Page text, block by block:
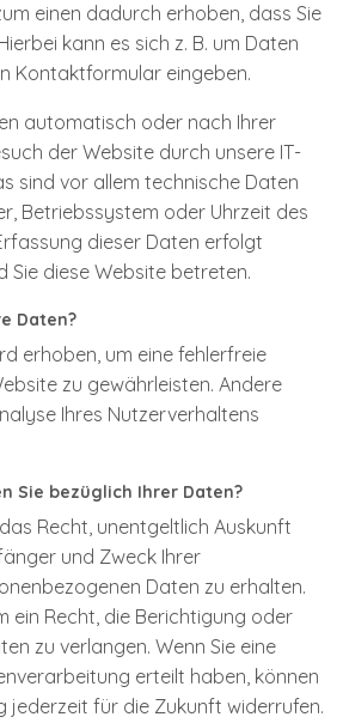
einen dadurch erhoben, dass Sie
kann es sich z. B. um Daten
Kontaktformular eingeben.
automatisch oder nach Ihrer
der Website durch unsere IT-
sind vor allem technische Daten
Betriebssystem oder Uhrzeit des
dieser Daten erfolgt
Sie diese Website betreten.
Daten?
erhoben, um eine fehlerfreie
zu gewährleisten. Andere
Ihres Nutzerverhaltens
Sie bezüglich Ihrer Daten?
Recht, unentgeltlich Auskunft
und Zweck Ihrer
Daten zu erhalten.
ein Recht, die Berichtigung oder
zu verlangen. Wenn Sie eine
erteilt haben, können
jederzeit für die Zukunft widerrufen.